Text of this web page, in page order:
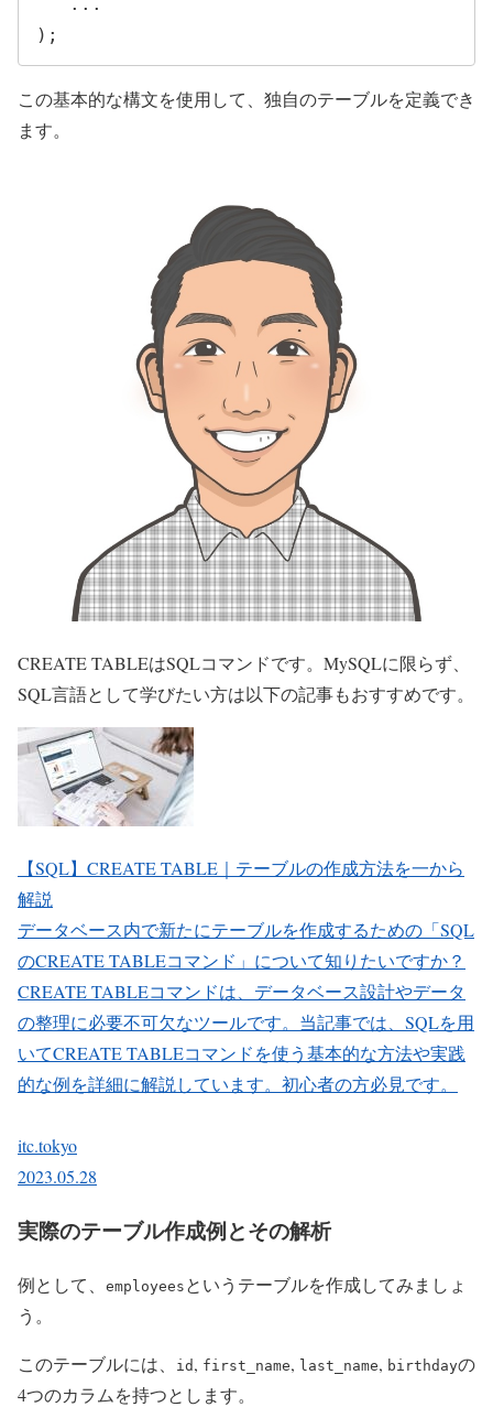
);
この基本的な構文を使用して、独自のテーブルを定義でき
ます。
CREATE TABLEはSQLコマンドです。MySQLに限らず、
SQL言語として学びたい方は以下の記事もおすすめです。
【SQL】CREATE TABLE｜テーブルの作成方法を一から
解説
データベース内で新たにテーブルを作成するための「SQL
のCREATE TABLEコマンド」について知りたいですか？
CREATE TABLEコマンドは、データベース設計やデータ
の整理に必要不可欠なツールです。当記事では、SQLを用
いてCREATE TABLEコマンドを使う基本的な方法や実践
的な例を詳細に解説しています。初心者の方必見です。
itc.tokyo
2023.05.28
実際のテーブル作成例とその解析
例として、 employees というテーブルを作成してみましょ
う。
このテーブルには、 id , first_name, last_name, birthdayの
4つのカラムを持つとします。